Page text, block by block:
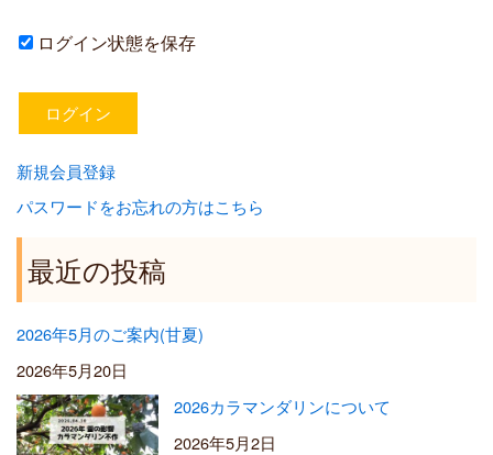
ログイン状態を保存
新規会員登録
パスワードをお忘れの方はこちら
最近の投稿
2026年5月のご案内(甘夏)
2026年5月20日
2026カラマンダリンについて
2026年5月2日